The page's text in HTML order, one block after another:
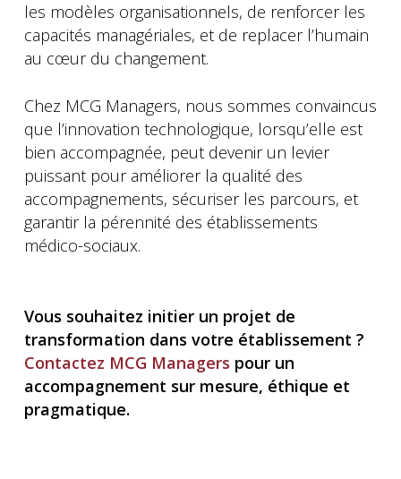
les modèles organisationnels, de renforcer les
capacités managériales, et de replacer l’humain
au cœur du changement.
Chez MCG Managers, nous sommes convaincus
que l’innovation technologique, lorsqu’elle est
bien accompagnée, peut devenir un levier
puissant pour améliorer la qualité des
accompagnements, sécuriser les parcours, et
garantir la pérennité des établissements
médico-sociaux.
Vous souhaitez initier un projet de
transformation dans votre établissement ?
Contactez MCG Managers pour un
accompagnement sur mesure, éthique et
pragmatique.